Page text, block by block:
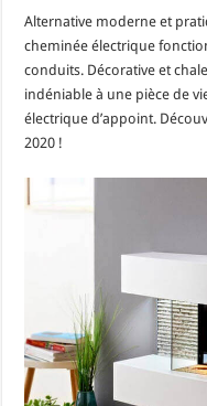
Alternative moderne et
cheminée électrique
conduits. Décorative et
indéniable à une pièce de
électrique d’appoint.
2020 !